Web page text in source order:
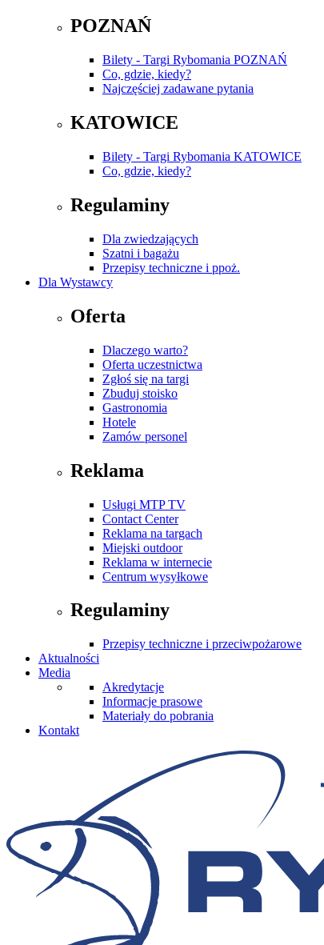
POZNAŃ
Bilety - Targi Rybomania POZNAŃ
Co, gdzie, kiedy?
Najczęściej zadawane pytania
KATOWICE
Bilety - Targi Rybomania KATOWICE
Co, gdzie, kiedy?
Regulaminy
Dla zwiedzających
Szatni i bagażu
Przepisy techniczne i ppoż.
Dla Wystawcy
Oferta
Dlaczego warto?
Oferta uczestnictwa
Zgłoś się na targi
Zbuduj stoisko
Gastronomia
Hotele
Zamów personel
Reklama
Usługi MTP TV
Contact Center
Reklama na targach
Miejski outdoor
Reklama w internecie
Centrum wysyłkowe
Regulaminy
Przepisy techniczne i przeciwpożarowe
Aktualności
Media
Akredytacje
Informacje prasowe
Materiały do pobrania
Kontakt